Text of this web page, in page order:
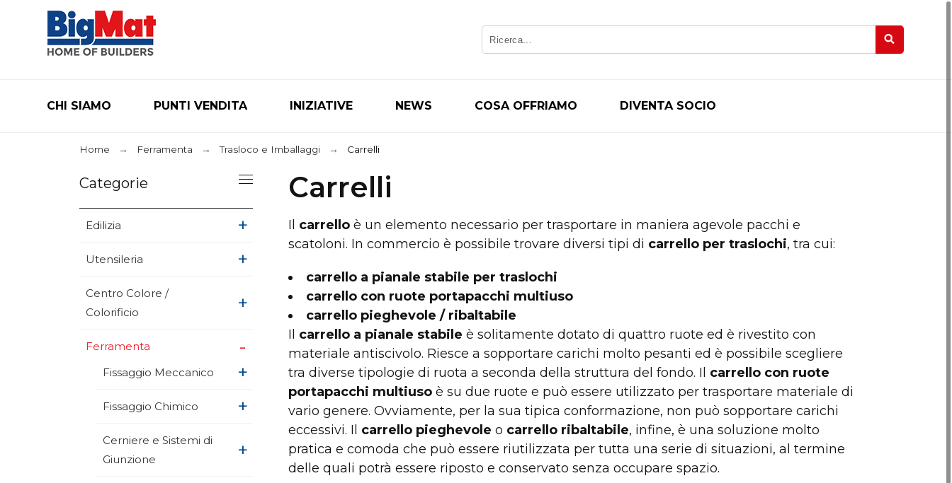
CHI SIAMO PUNTI VENDITA INIZIATIVE NEWS COSA OFFRIAMO DIVENTA SOCIO
Home Ferramenta Trasloco e Imballaggi Carrelli
Categorie
Edilizia +
Utensileria +
Centro Colore /
Colorificio
+
Ferramenta +
Fissaggio Meccanico +
Fissaggio Chimico +
Cerniere e Sistemi di
Giunzione
+
Carrelli
Il carrello è un elemento necessario per trasportare in maniera agevole pacchi e
scatoloni. In commercio è possibile trovare diversi tipi di carrello per traslochi, tra cui:
carrello a pianale stabile per traslochi
carrello con ruote portapacchi multiuso
carrello pieghevole / ribaltabile
Il carrello a pianale stabile è solitamente dotato di quattro ruote ed è rivestito con
materiale antiscivolo. Riesce a sopportare carichi molto pesanti ed è possibile scegliere
tra diverse tipologie di ruota a seconda della struttura del fondo. Il carrello con ruote
portapacchi multiuso è su due ruote e può essere utilizzato per trasportare materiale di
vario genere. Ovviamente, per la sua tipica conformazione, non può sopportare carichi
eccessivi. Il carrello pieghevole o carrello ribaltabile, infine, è una soluzione molto
pratica e comoda che può essere riutilizzata per tutta una serie di situazioni, al termine
delle quali potrà essere riposto e conservato senza occupare spazio.